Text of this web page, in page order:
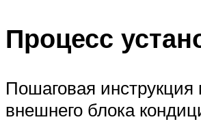
Процесс
Пошаговая
внешнего блока